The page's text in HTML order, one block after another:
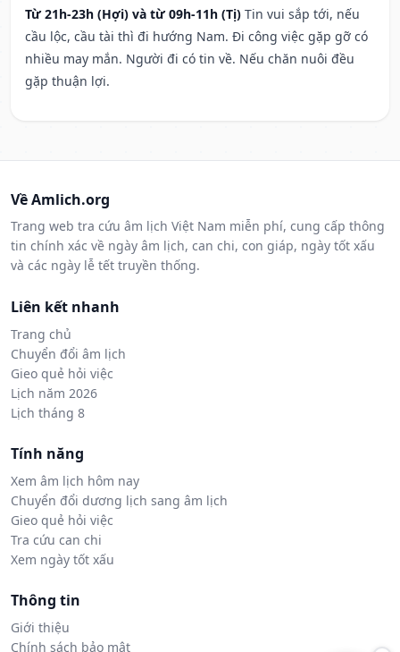
Từ 21h-23h (Hợi) và từ 09h-11h (Tị) Tin vui sắp tới, nếu
cầu lộc, cầu tài thì đi hướng Nam. Đi công việc gặp gỡ có
nhiều may mắn. Người đi có tin về. Nếu chăn nuôi đều
gặp thuận lợi.
Về Amlich.org
Trang web tra cứu âm lịch Việt Nam miễn phí, cung cấp thông
tin chính xác về ngày âm lịch, can chi, con giáp, ngày tốt xấu
và các ngày lễ tết truyền thống.
Liên kết nhanh
Trang chủ
Chuyển đổi âm lịch
Gieo quẻ hỏi việc
Lịch năm 2026
Lịch tháng 8
Tính năng
Xem âm lịch hôm nay
Chuyển đổi dương lịch sang âm lịch
Gieo quẻ hỏi việc
Tra cứu can chi
Xem ngày tốt xấu
Thông tin
Giới thiệu
Chính sách bảo mật